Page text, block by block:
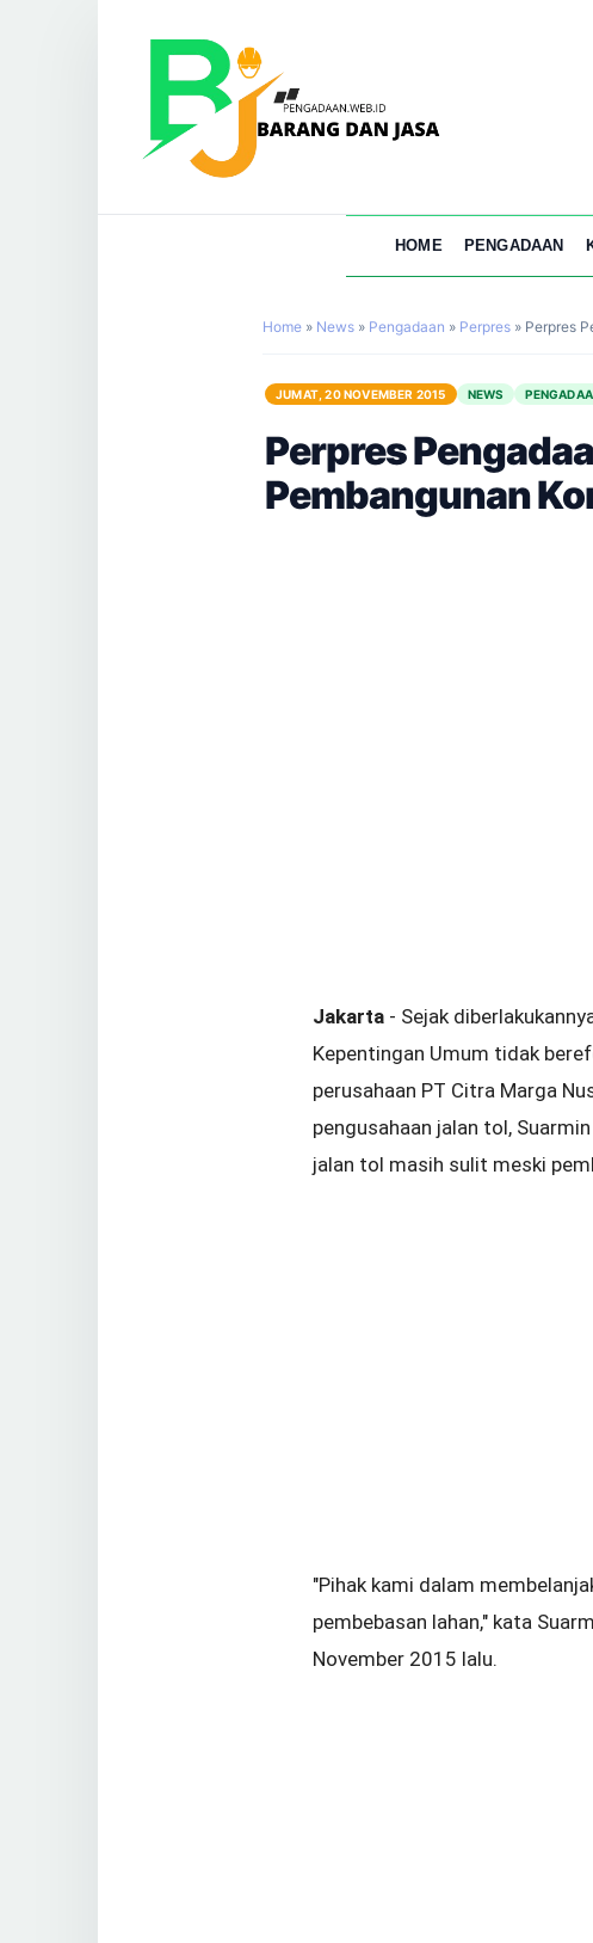
HOME PENGADAAN
Home » News » Pengadaan » Perpres » Perpres
JUMAT, 20 NOVEMBER 2015 NEWS
Perpres
Pembangunan
Jakarta - Sejak
Kepentingan Umum tidak
perusahaan PT Citra Marga
pengusahaan jalan tol,
jalan tol masih sulit meski
"Pihak kami dalam
pembebasan lahan," kata
November 2015 lalu.